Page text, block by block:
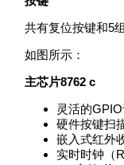
共有复位按键和5
如图所示：
主芯片8762 c
灵活的
硬件按键扫
嵌入式红外
实时时钟（